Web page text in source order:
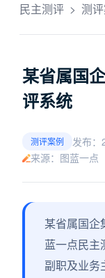
民主测评 > 测
某省属国
评系统
测评案例 发布
来源：图蓝一点
某省属国企
蓝一点民主
副职及业务